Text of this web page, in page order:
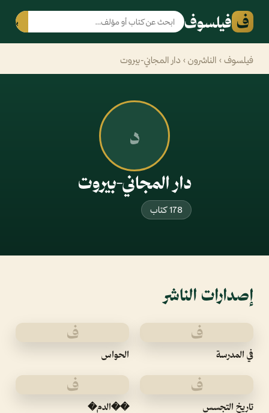
ف فيلسوف بحث
فيلسوف › الناشرون › دار المجاني-بيروت
د
دار المجاني-بيروت
178 كتاب
إصدارات الناشر
ف
في المدرسة
ف
الحواس
ف
تاريخ التجسس
ف
��الدم�